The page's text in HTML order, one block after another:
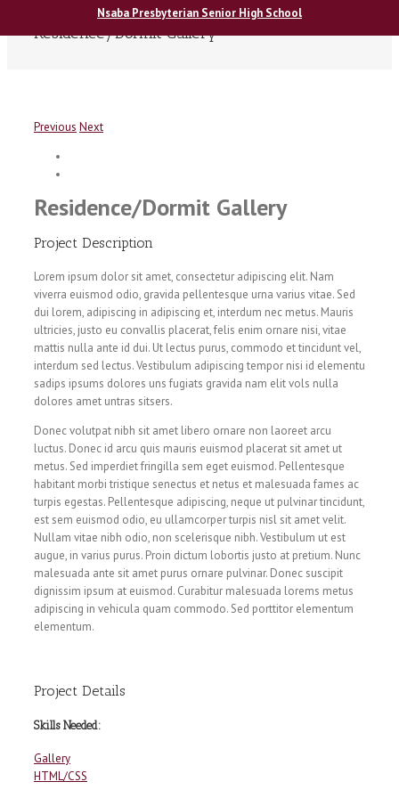
Residence/Dormit Gallery
Previous Next
Residence/Dormit Gallery
Project Description
Lorem ipsum dolor sit amet, consectetur adipiscing elit. Nam
viverra euismod odio, gravida pellentesque urna varius vitae. Sed
dui lorem, adipiscing in adipiscing et, interdum nec metus. Mauris
ultricies, justo eu convallis placerat, felis enim ornare nisi, vitae
mattis nulla ante id dui. Ut lectus purus, commodo et tincidunt vel,
interdum sed lectus. Vestibulum adipiscing tempor nisi id elementu
sadips ipsums dolores uns fugiats gravida nam elit vols nulla
dolores amet untras sitsers.
Donec volutpat nibh sit amet libero ornare non laoreet arcu
luctus. Donec id arcu quis mauris euismod placerat sit amet ut
metus. Sed imperdiet fringilla sem eget euismod. Pellentesque
habitant morbi tristique senectus et netus et malesuada fames ac
turpis egestas. Pellentesque adipiscing, neque ut pulvinar tincidunt,
est sem euismod odio, eu ullamcorper turpis nisl sit amet velit.
Nullam vitae nibh odio, non scelerisque nibh. Vestibulum ut est
augue, in varius purus. Proin dictum lobortis justo at pretium. Nunc
malesuada ante sit amet purus ornare pulvinar. Donec suscipit
dignissim ipsum at euismod. Curabitur malesuada lorems metus
adipiscing in vehicula quam commodo. Sed porttitor elementum
elementum.
Project Details
Skills Needed:
Gallery
HTML/CSS
Nsaba Presbyterian Senior High School